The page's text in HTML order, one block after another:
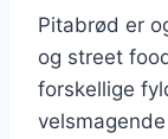
Pitabrød er
og street
forskellige